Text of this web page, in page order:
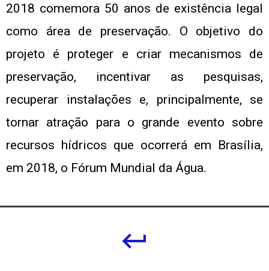
2018 comemora 50 anos de existência legal
como área de preservação. O objetivo do
projeto é proteger e criar mecanismos de
preservação, incentivar as pesquisas,
recuperar instalações e, principalmente, se
tornar atração para o grande evento sobre
recursos hídricos que ocorrerá em Brasília,
em 2018, o Fórum Mundial da Água.